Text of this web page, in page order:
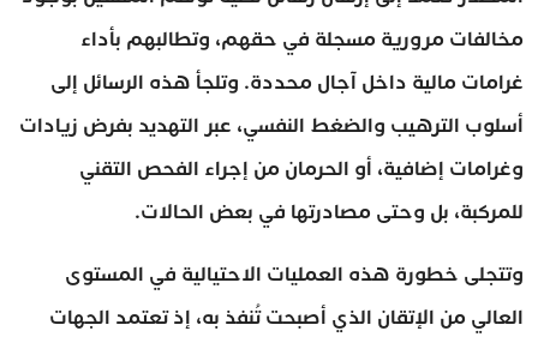
مخالفات مرورية مسجلة في حقهم، وتطالبهم بأداء
غرامات مالية داخل آجال محددة. وتلجأ هذه الرسائل إلى
أسلوب الترهيب والضغط النفسي، عبر التهديد بفرض زيادات
وغرامات إضافية، أو الحرمان من إجراء الفحص التقني
للمركبة، بل وحتى مصادرتها في بعض الحالات.
وتتجلى خطورة هذه العمليات الاحتيالية في المستوى
العالي من الإتقان الذي أصبحت تُنفذ به، إذ تعتمد الجهات